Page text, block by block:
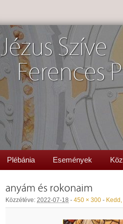
Jézus Szíve
Ferences
Plébánia Események
anyám és rokonaim
Közzétéve: 2022-07-18 - 450 × 300 -